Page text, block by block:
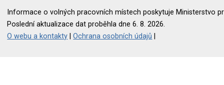
Informace o volných pracovních místech poskytuje Ministerstvo
Poslední aktualizace dat proběhla dne 6. 8. 2026.
O webu a kontakty |Ochrana osobních údajů